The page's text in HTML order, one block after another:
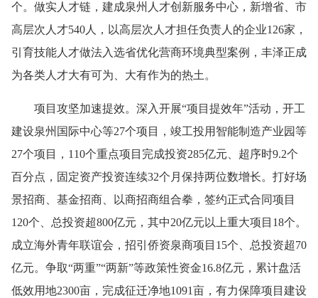
个。做实人才链，建成泉州人才创新服务中心，新增省、市
高层次人才540人，以高层次人才担任负责人的企业126家，
引育技能人才做法入选省优化营商环境典型案例，丰泽正成
为各类人才大有可为、大有作为的热土。
项目攻坚加速提效。深入开展“项目提效年”活动，开工
建设泉州国际中心等27个项目，竣工投用智能制造产业园等
27个项目，110个重点项目完成投资285亿元、超序时9.2个
百分点，固定资产投资连续32个月保持两位数增长。打好场
景招商、基金招商、以商招商组合拳，签约正式合同项目
120个、总投资超800亿元，其中20亿元以上重大项目18个。
成立海外青年联谊会，招引侨资泉商项目15个、总投资超70
亿元。争取“两重”“两新”等政策性资金16.8亿元，累计盘活
低效用地2300亩，完成征迁净地1091亩，有力保障项目建设